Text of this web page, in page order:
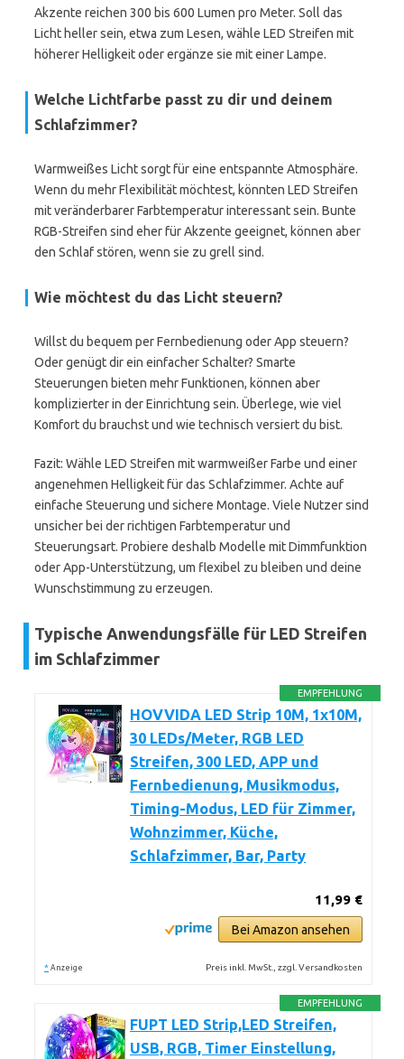
Akzente reichen 300 bis 600 Lumen pro Meter. Soll das
Licht heller sein, etwa zum Lesen, wähle LED Streifen mit
höherer Helligkeit oder ergänze sie mit einer Lampe.
Welche Lichtfarbe passt zu dir und deinem
Schlafzimmer?
Warmweißes Licht sorgt für eine entspannte Atmosphäre.
Wenn du mehr Flexibilität möchtest, könnten LED Streifen
mit veränderbarer Farbtemperatur interessant sein. Bunte
RGB-Streifen sind eher für Akzente geeignet, können aber
den Schlaf stören, wenn sie zu grell sind.
Wie möchtest du das Licht steuern?
Willst du bequem per Fernbedienung oder App steuern?
Oder genügt dir ein einfacher Schalter? Smarte
Steuerungen bieten mehr Funktionen, können aber
komplizierter in der Einrichtung sein. Überlege, wie viel
Komfort du brauchst und wie technisch versiert du bist.
Fazit: Wähle LED Streifen mit warmweißer Farbe und einer
angenehmen Helligkeit für das Schlafzimmer. Achte auf
einfache Steuerung und sichere Montage. Viele Nutzer sind
unsicher bei der richtigen Farbtemperatur und
Steuerungsart. Probiere deshalb Modelle mit Dimmfunktion
oder App-Unterstützung, um flexibel zu bleiben und deine
Wunschstimmung zu erzeugen.
Typische Anwendungsfälle für LED Streifen
im Schlafzimmer
EMPFEHLUNG
HOVVIDA LED Strip 10M, 1x10M,
30 LEDs/Meter, RGB LED
Streifen, 300 LED, APP und
Fernbedienung, Musikmodus,
Timing-Modus, LED für Zimmer,
Wohnzimmer, Küche,
Schlafzimmer, Bar, Party
11,99 €
Bei Amazon ansehen
* Anzeige Preis inkl. MwSt., zzgl. Versandkosten
EMPFEHLUNG
FUPT LED Strip,LED Streifen,
USB, RGB, Timer Einstellung,